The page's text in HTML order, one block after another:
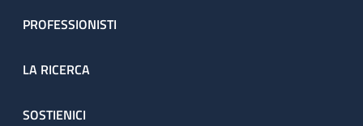
PROFESSIONISTI
LA RICERCA
SOSTIENICI